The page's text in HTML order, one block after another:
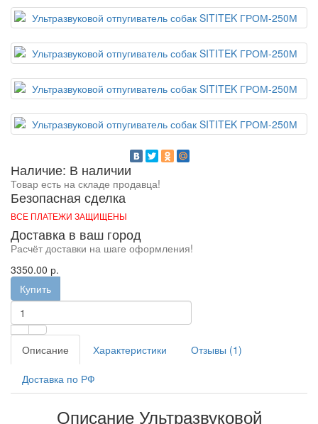
Наличие: В наличии
Товар есть на складе продавца!
Безопасная сделка
ВСЕ ПЛАТЕЖИ ЗАЩИЩЕНЫ
Доставка в ваш город
Расчёт доставки на шаге оформления!
3350.00 р.
Купить
Описание Характеристики Отзывы (1)
Доставка по РФ
Описание Ультразвуковой